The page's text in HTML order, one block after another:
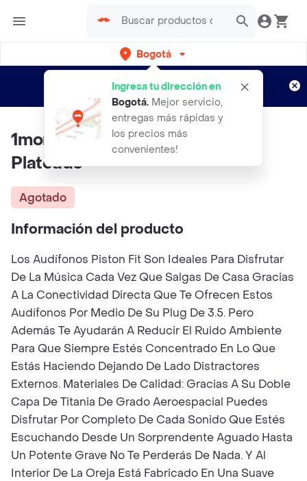
Bogotá
Ingresa tu dirección en
Bogotá. Mejor servicio,
entregas más rápidas y
los precios más
convenientes!
envíos gratis por semanas
Aplican TyC
1more Audífonos Pistón Fit W
Plateado
Agotado
Información del producto
Los Audífonos Piston Fit Son Ideales Para Disfrutar
De La Música Cada Vez Que Salgas De Casa Gracias
A La Conectividad Directa Que Te Ofrecen Estos
Audífonos Por Medio De Su Plug De 3.5. Pero
Además Te Ayudarán A Reducir El Ruido Ambiente
Para Que Siempre Estés Concentrado En Lo Que
Estás Haciendo Dejando De Lado Distractores
Externos. Materiales De Calidad: Gracias A Su Doble
Capa De Titania De Grado Aeroespacial Puedes
Disfrutar Por Completo De Cada Sonido Que Estés
Escuchando Desde Un Sorprendente Aguado Hasta
Un Potente Grave No Te Perderás De Nada. Y Al
Interior De La Oreja Está Fabricado En Una Suave